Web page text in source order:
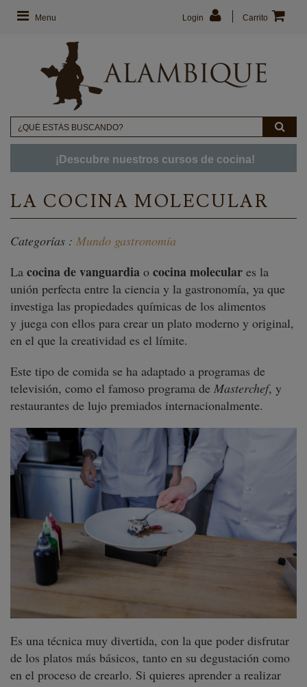
Menu Carrito
Login
¡Descubre nuestros cursos de cocina!
LA COCINA MOLECULAR
Categorías : Mundo gastronomía
La cocina de vanguardia o cocina molecular es la
unión perfecta entre la ciencia y la gastronomía, ya que
investiga las propiedades químicas de los alimentos
y juega con ellos para crear un plato moderno y original,
en el que la creatividad es el límite.
Este tipo de comida se ha adaptado a programas de
televisión, como el famoso programa de Masterchef, y
restaurantes de lujo premiados internacionalmente.
Es una técnica muy divertida, con la que poder disfrutar
de los platos más básicos, tanto en su degustación como
en el proceso de crearlo. Si quieres aprender a realizar